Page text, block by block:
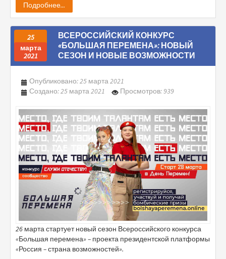
Подробнее...
25
марта
2021
ВСЕРОССИЙСКИЙ КОНКУРС
«БОЛЬШАЯ ПЕРЕМЕНА»: НОВЫЙ
СЕЗОН И НОВЫЕ ВОЗМОЖНОСТИ
Опубликовано: 25 марта 2021
Создано: 25 марта 2021
Просмотров: 939
26 марта стартует новый сезон Всероссийского конкурса
«Большая перемена» – проекта президентской платформы
«Россия – страна возможностей».